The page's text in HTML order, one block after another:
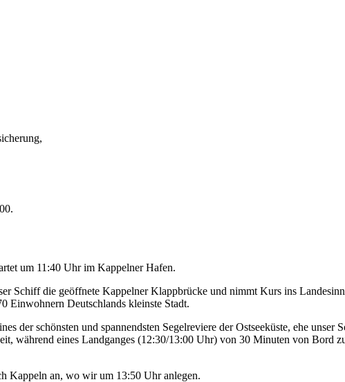
um 11:40 Uhr im Kappelner Hafen.
Schiff die geöffnete Kappelner Klappbrücke und nimmt Kurs ins
Einwohnern Deutschlands kleinste Stadt.
der schönsten und spannendsten Segelreviere der Ostseeküste, ehe
während eines Landganges (12:30/13:00 Uhr) von 30 Minuten von Bord
Kappeln an, wo wir um 13:50 Uhr anlegen.